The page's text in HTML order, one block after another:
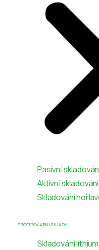
Pasivní
Aktivní
Skladování
PROTIPOŽÁRNÍ SKLADY
Skladování